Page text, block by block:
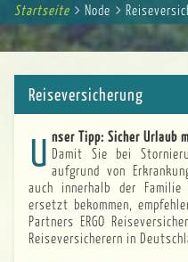
Breadcrumbs
You
are
here:
Startseite Node
Reiseversicherung
Unser Tipp: Sicher Urlaub
Damit Sie bei
aufgrund von
auch innerhalb der
ersetzt bekommen,
Partners ERGO
Reiseversicherern in